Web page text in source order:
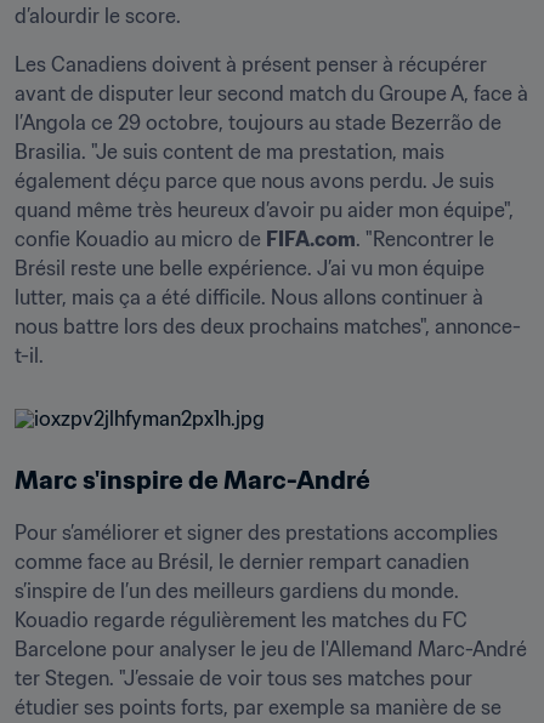
d’alourdir le score.
Les Canadiens doivent à présent penser à récupérer
avant de disputer leur second match du Groupe A, face à
l’Angola ce 29 octobre, toujours au stade Bezerrão de
Brasilia. "Je suis content de ma prestation, mais
également déçu parce que nous avons perdu. Je suis
quand même très heureux d’avoir pu aider mon équipe",
confie Kouadio au micro de FIFA.com. "Rencontrer le
Brésil reste une belle expérience. J’ai vu mon équipe
lutter, mais ça a été difficile. Nous allons continuer à
nous battre lors des deux prochains matches", annonce-
t-il.
Marc s'inspire de Marc-André
Pour s’améliorer et signer des prestations accomplies
comme face au Brésil, le dernier rempart canadien
s’inspire de l’un des meilleurs gardiens du monde.
Kouadio regarde régulièrement les matches du FC
Barcelone pour analyser le jeu de l'Allemand Marc-André
ter Stegen. "J’essaie de voir tous ses matches pour
étudier ses points forts, par exemple sa manière de se